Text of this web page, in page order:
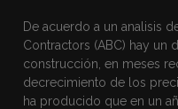
De acuerdo a un analisis
Contractors (ABC) hay un
construcción, en meses
decrecimiento de los
ha producido que en un